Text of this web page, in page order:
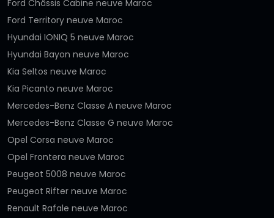
Ford Châssis Cabine neuve Maroc
Ford Territory neuve Maroc
Hyundai IONIQ 5 neuve Maroc
Hyundai Bayon neuve Maroc
Kia Seltos neuve Maroc
Kia Picanto neuve Maroc
Mercedes-Benz Classe A neuve Maroc
Mercedes-Benz Classe G neuve Maroc
Opel Corsa neuve Maroc
Opel Frontera neuve Maroc
Peugeot 5008 neuve Maroc
Peugeot Rifter neuve Maroc
Renault Rafale neuve Maroc